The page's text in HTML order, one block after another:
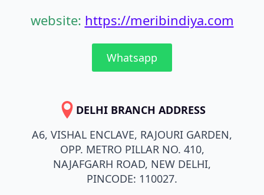
website: https://meribindiya.com
Whatsapp
DELHI BRANCH ADDRESS
A6, VISHAL ENCLAVE, RAJOURI GARDEN,
OPP. METRO PILLAR NO. 410,
NAJAFGARH ROAD, NEW DELHI,
PINCODE: 110027.